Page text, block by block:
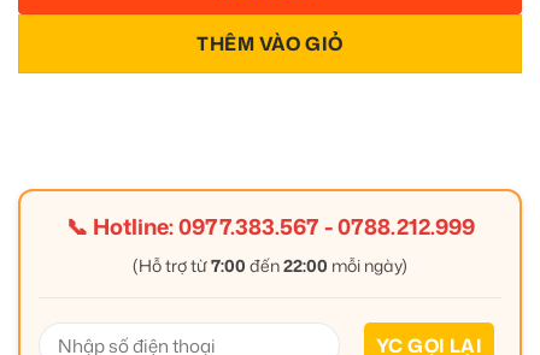
THÊM VÀO GIỎ
📞 Hotline:0977.383.567-0788.212.999
(Hỗ trợ từ7:00 đến22:00 mỗi ngày)